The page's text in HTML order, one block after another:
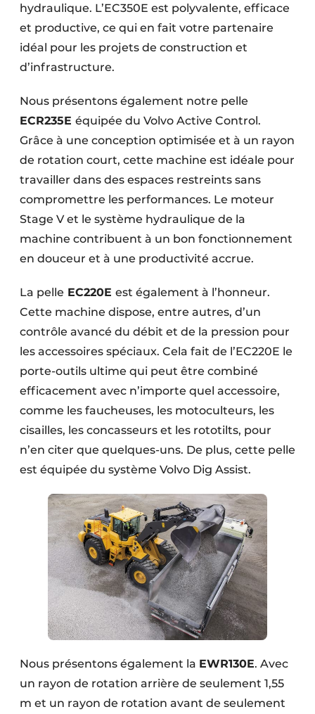
hydraulique. L’EC350E est polyvalente, efficace
et productive, ce qui en fait votre partenaire
idéal pour les projets de construction et
d’infrastructure.
Nous présentons également notre pelle
ECR235E équipée du Volvo Active Control.
Grâce à une conception optimisée et à un rayon
de rotation court, cette machine est idéale pour
travailler dans des espaces restreints sans
compromettre les performances. Le moteur
Stage V et le système hydraulique de la
machine contribuent à un bon fonctionnement
en douceur et à une productivité accrue.
La pelle EC220E est également à l’honneur.
Cette machine dispose, entre autres, d’un
contrôle avancé du débit et de la pression pour
les accessoires spéciaux. Cela fait de l’EC220E le
porte-outils ultime qui peut être combiné
efficacement avec n’importe quel accessoire,
comme les faucheuses, les motoculteurs, les
cisailles, les concasseurs et les rototilts, pour
n’en citer que quelques-uns. De plus, cette pelle
est équipée du système Volvo Dig Assist.
Nous présentons également la EWR130E. Avec
un rayon de rotation arrière de seulement 1,55
m et un rayon de rotation avant de seulement